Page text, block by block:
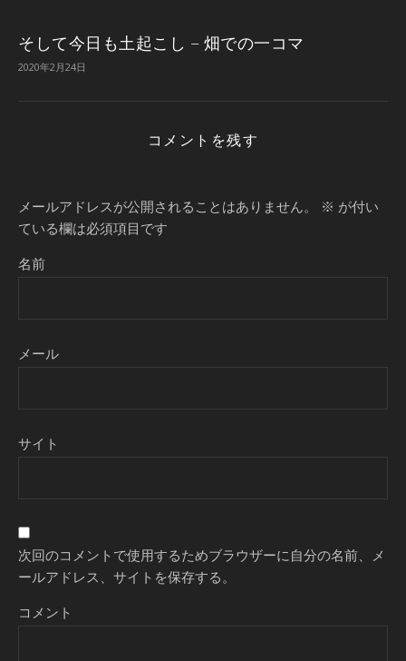
そして今日も土起こし – 畑での一コマ
2020年2月24日
コメントを残す
メールアドレスが公開されることはありません。 ※ が付い
ている欄は必須項目です
名前
メール
サイト
次回のコメントで使用するためブラウザーに自分の名前、メ
ールアドレス、サイトを保存する。
コメント